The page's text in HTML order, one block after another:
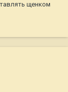
щенком